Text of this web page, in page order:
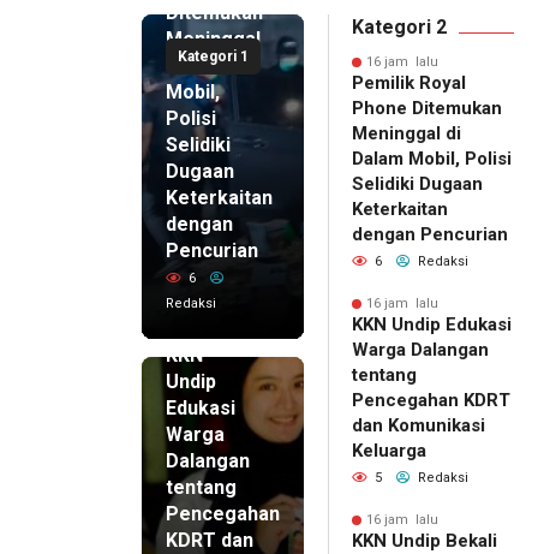
Kategori 1
Ditemukan
Meninggal
di Dalam
Mobil,
Polisi
Selidiki
Dugaan
Keterkaitan
dengan
Pencurian
6
Redaksi
KKN
Undip
Edukasi
Warga
Dalangan
tentang
Pencegahan
KDRT dan
Kategori 2
16 jam lalu
Pemilik Royal
Phone Ditemukan
Meninggal di
Dalam Mobil, Polisi
Selidiki Dugaan
Keterkaitan
dengan Pencurian
6 Redaksi
16 jam lalu
KKN Undip Edukasi
Warga Dalangan
tentang
Pencegahan KDRT
dan Komunikasi
Keluarga
5 Redaksi
16 jam lalu
KKN Undip Bekali